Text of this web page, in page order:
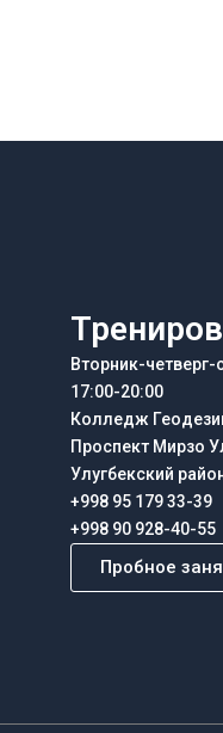
Вторник-четверг-
17:00-20:00
Колледж
Проспект Мирзо
Улугбекский
+998 95 179 33-39
+998 90 928-40-55
Пробное